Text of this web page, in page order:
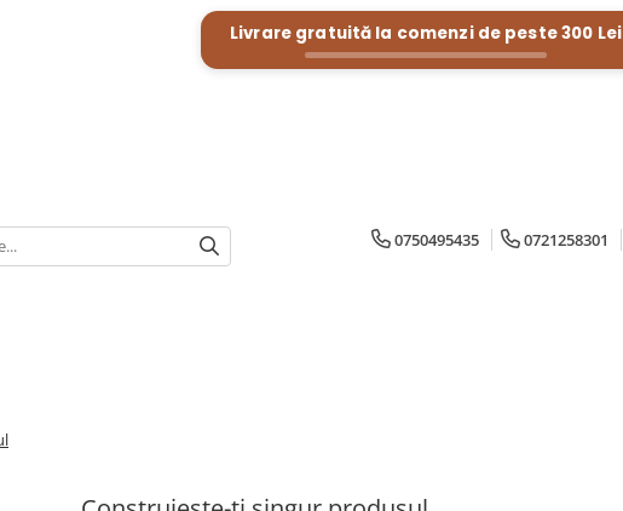
Livrare gratuită la comenzi de peste300 Lei
0750495435 0721258301